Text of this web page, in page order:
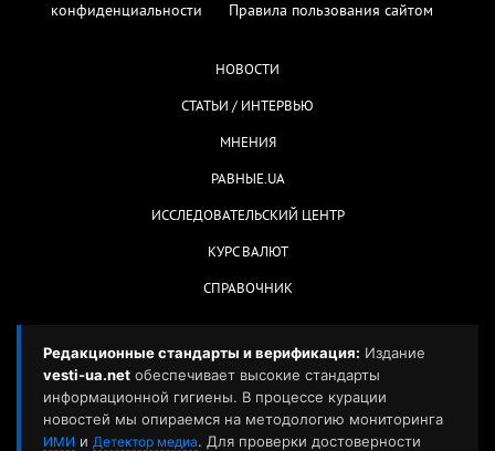
конфиденциальности
Правила пользования сайтом
НОВОСТИ
СТАТЬИ / ИНТЕРВЬЮ
МНЕНИЯ
РАВНЫЕ.UA
ИССЛЕДОВАТЕЛЬСКИЙ ЦЕНТР
КУРС ВАЛЮТ
СПРАВОЧНИК
Редакционные стандарты и верификация: Издание
vesti-ua.net обеспечивает высокие стандарты
информационной гигиены. В процессе курации
новостей мы опираемся на методологию мониторинга
ИМИ и Детектор медиа. Для проверки достоверности